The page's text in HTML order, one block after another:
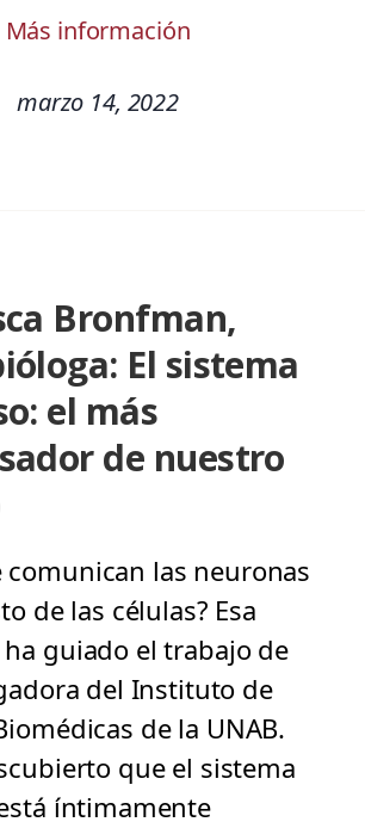
Más información
marzo 14, 2022
Bronfman,
El sistema
el más
de nuestro
comunican las neuronas
de las células? Esa
guiado el trabajo de
del Instituto de
de la UNAB.
que el sistema
íntimamente